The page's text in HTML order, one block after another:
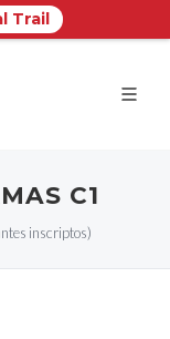
Trail
C1
inscriptos)